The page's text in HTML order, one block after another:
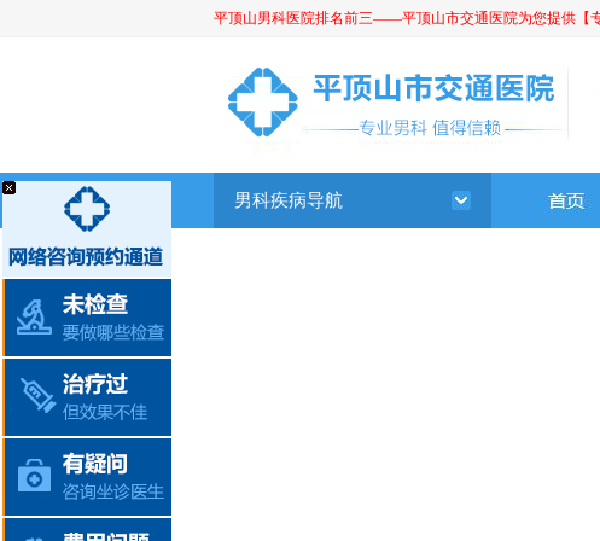
平顶山男科医院排名前三——平顶山市交通医院为您提供【
男科疾病导航